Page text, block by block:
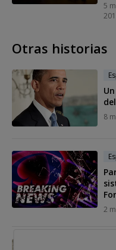
5
Otras historias
8
2